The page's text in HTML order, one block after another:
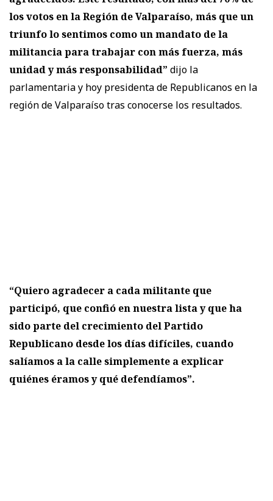
los votos en la Región de Valparaíso, más que un
triunfo lo sentimos como un mandato de la
militancia para trabajar con más fuerza, más
unidad y más responsabilidad” dijo la
parlamentaria y hoy presidenta de Republicanos en la
región de Valparaíso tras conocerse los resultados.
“Quiero agradecer a cada militante que
participó, que confió en nuestra lista y que ha
sido parte del crecimiento del Partido
Republicano desde los días difíciles, cuando
salíamos a la calle simplemente a explicar
quiénes éramos y qué defendíamos”.